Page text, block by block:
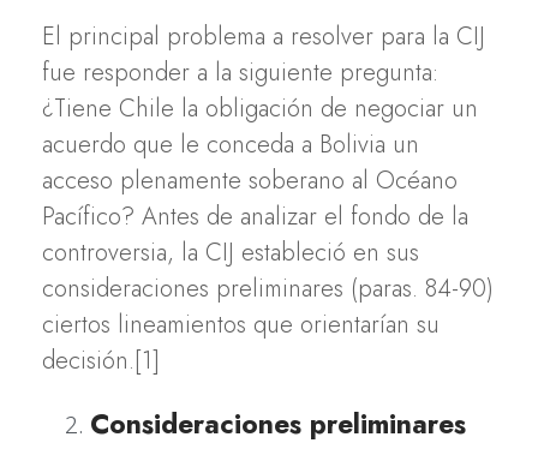
El principal problema a resolver para la CIJ
fue responder a la siguiente pregunta:
¿Tiene Chile la obligación de negociar un
acuerdo que le conceda a Bolivia un
acceso plenamente soberano al Océano
Pacífico? Antes de analizar el fondo de la
controversia, la CIJ estableció en sus
consideraciones preliminares (paras. 84-90)
ciertos lineamientos que orientarían su
decisión.[1]
Consideraciones preliminares